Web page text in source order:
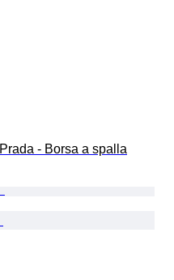
Prada - Borsa a spalla